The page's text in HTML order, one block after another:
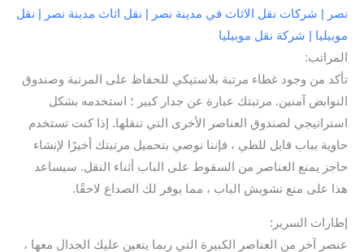
نصر | شركات نقل الاثاث في مدينة نصر | نقل اثاث مدينة نصر | نقل
موبيليا | شركة نقل موبيليا
المراتب:
تأكد من وجود غطاء مرتبة بلاستيكي للحفاظ على المرتبة وصندوق
النوابض آمنين. مرتبتك عبارة عن جدار كبير ؛ استخدمه بشكل
استراتيجي لصندوق العناصر الأخرى التي تنقلها. إذا كنت تستخدم
حاوية بباب قابل للطي ، فإننا نوصي بتحميل مرتبتك أخيرًا لإنشاء
حاجز يمنع العناصر من السقوط على الباب أثناء النقل. سيساعد
هذا على منع تشويش الباب ، مما يوفر لك الصداع لاحقًا.
إطارات السرير:
عنصر آخر من العناصر الكبيرة التي ربما يتعين عليك الجدال معها ،